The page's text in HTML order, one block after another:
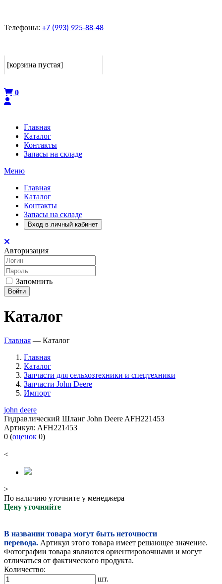
Телефоны: +7 (993) 925-88-48
[корзина пустая]
0
Главная
Каталог
Контакты
Запасы на складе
Меню
Главная
Каталог
Контакты
Запасы на складе
Вход в личный кабинет
Авторизация
Запомнить
Войти
Каталог
Главная — Каталог
Главная
Каталог
Запчасти для сельхозтехники и спецтехники
Запчасти John Deere
Импорт
john deere
Гидравлический Шланг John Deere AFH221453
Артикул: AFH221453
0 (оценок 0)
<
>
По наличию уточните у менеджера
Цену уточняйте
В названии товара могут быть неточности
перевода. Артикул этого товара имеет решающее значение.
Фотографии товара являются ориентировочными и могут
отличаться от фактического продукта.
Количество:
шт.